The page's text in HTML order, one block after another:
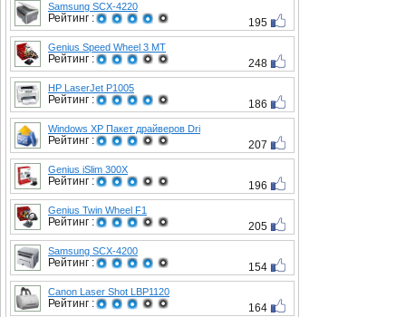
Samsung SCX-4220
Рейтинг : 195
Genius Speed Wheel 3 MT
Рейтинг : 248
HP LaserJet P1005
Рейтинг : 186
Windows XP Пакет драйверов Dri
Рейтинг : 207
Genius iSlim 300X
Рейтинг : 196
Genius Twin Wheel F1
Рейтинг : 205
Samsung SCX-4200
Рейтинг : 154
Canon Laser Shot LBP1120
Рейтинг : 164